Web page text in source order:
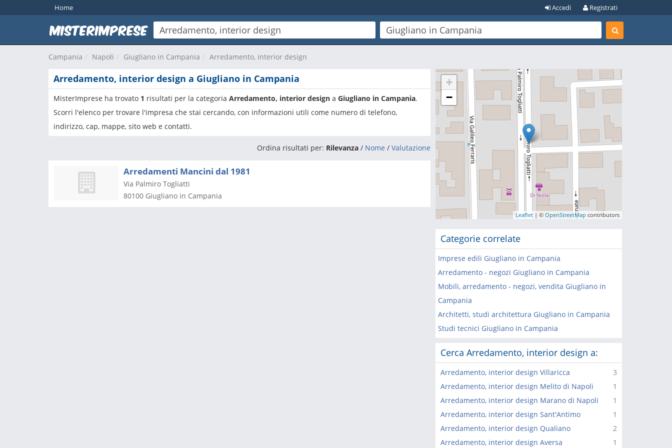
Home Registrati
Accedi
Campania Napoli Giugliano in Campania Arredamento, interior design
Arredamento, interior design a Giugliano in Campania
MisterImprese ha trovato 1 risultati per la categoria Arredamento, interior design a Giugliano in Campania.
Scorri l'elenco per trovare l'impresa che stai cercando, con informazioni utili come numero di telefono,
indirizzo, cap, mappe, sito web e contatti.
Ordina risultati per: Rilevanza / Nome / Valutazione
Arredamenti Mancini dal 1981
Via Palmiro Togliatti
80100 Giugliano in Campania
+
−
Leaflet | ©OpenStreetMap contributors
Categorie correlate
Imprese edili Giugliano in Campania
Arredamento - negozi Giugliano in Campania
Mobili, arredamento - negozi, vendita Giugliano in
Campania
Architetti, studi architettura Giugliano in Campania
Studi tecnici Giugliano in Campania
Cerca Arredamento, interior design a:
3
Arredamento, interior design Villaricca
1
Arredamento, interior design Melito di Napoli
1
Arredamento, interior design Marano di Napoli
1
Arredamento, interior design Sant'Antimo
2
Arredamento, interior design Qualiano
1
Arredamento, interior design Aversa